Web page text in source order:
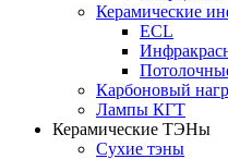
Керамические
ECL
Карбоновый
Лампы КГТ
Керамические ТЭНы
Сухие тэны